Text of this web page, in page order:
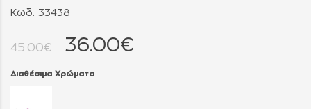
Κωδ. 33438
45.00€ 36.00€
Διαθέσιμα Χρώματα